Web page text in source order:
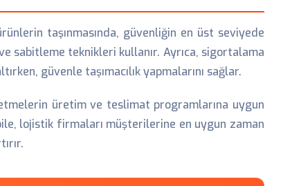
taşınmasında, güvenliğin en üst seviyede
sabitleme teknikleri kullanır. Ayrıca, sigortalama
güvenle taşımacılık yapmalarını sağlar.
üretim ve teslimat programlarına uygun
lojistik firmaları müşterilerine en uygun zaman